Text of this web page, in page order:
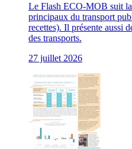
Le Flash ECO-MOB suit
principaux du transport
recettes). Il présente aussi
des transports.
27 juillet 2026